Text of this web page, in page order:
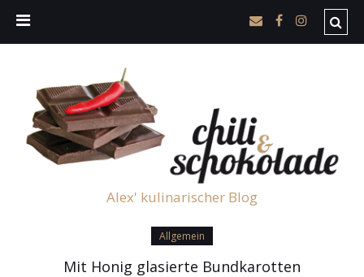
Alex' kulinarischer Blog
Allgemein
Mit Honig glasierte Bundkarotten